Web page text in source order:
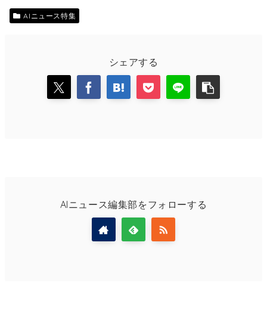
AIニュース特集
シェアする
AIニュース編集部をフォローする